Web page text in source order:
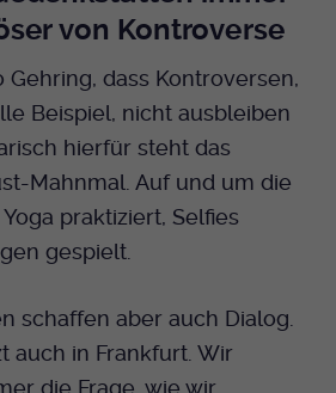
von Kontroverse
Gehring, dass Kontroversen,
Beispiel, nicht ausbleiben
hierfür steht das
Mahnmal. Auf und um die
praktiziert, Selfies
gespielt.
schaffen aber auch Dialog.
auch in Frankfurt. Wir
die Frage, wie wir